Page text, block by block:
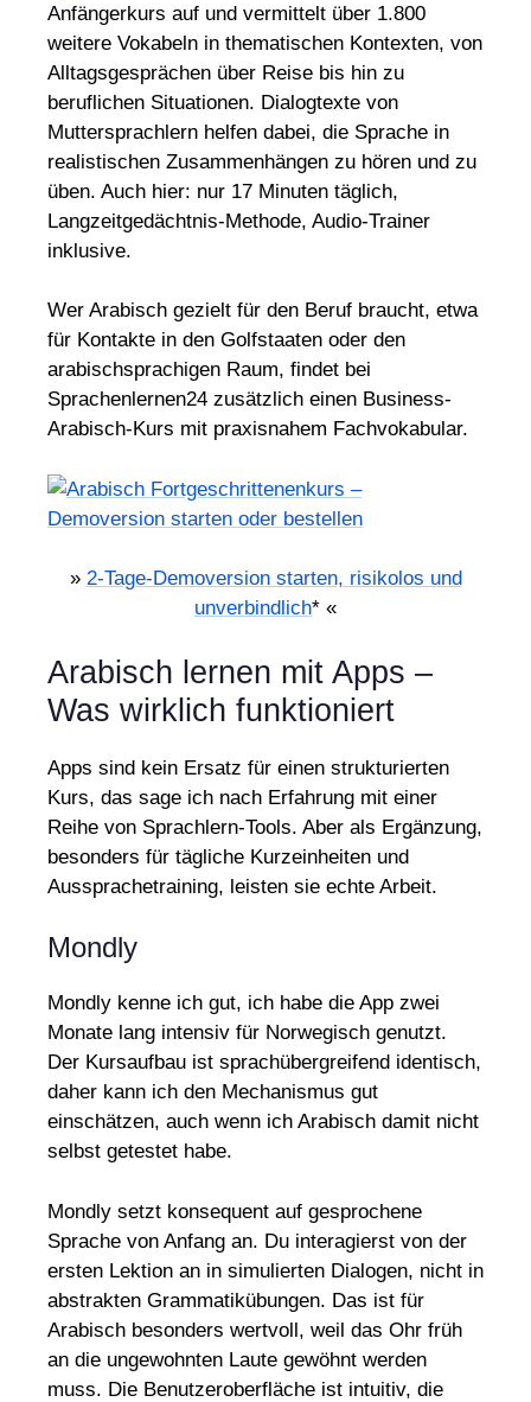
Anfängerkurs auf und vermittelt über 1.800
weitere Vokabeln in thematischen Kontexten, von
Alltagsgesprächen über Reise bis hin zu
beruflichen Situationen. Dialogtexte von
Muttersprachlern helfen dabei, die Sprache in
realistischen Zusammenhängen zu hören und zu
üben. Auch hier: nur 17 Minuten täglich,
Langzeitgedächtnis-Methode, Audio-Trainer
inklusive.
Wer Arabisch gezielt für den Beruf braucht, etwa
für Kontakte in den Golfstaaten oder den
arabischsprachigen Raum, findet bei
Sprachenlernen24 zusätzlich einen Business-
Arabisch-Kurs mit praxisnahem Fachvokabular.
» 2-Tage-Demoversion starten, risikolos und
unverbindlich* «
Arabisch lernen mit Apps –
Was wirklich funktioniert
Apps sind kein Ersatz für einen strukturierten
Kurs, das sage ich nach Erfahrung mit einer
Reihe von Sprachlern-Tools. Aber als Ergänzung,
besonders für tägliche Kurzeinheiten und
Aussprachetraining, leisten sie echte Arbeit.
Mondly
Mondly kenne ich gut, ich habe die App zwei
Monate lang intensiv für Norwegisch genutzt.
Der Kursaufbau ist sprachübergreifend identisch,
daher kann ich den Mechanismus gut
einschätzen, auch wenn ich Arabisch damit nicht
selbst getestet habe.
Mondly setzt konsequent auf gesprochene
Sprache von Anfang an. Du interagierst von der
ersten Lektion an in simulierten Dialogen, nicht in
abstrakten Grammatikübungen. Das ist für
Arabisch besonders wertvoll, weil das Ohr früh
an die ungewohnten Laute gewöhnt werden
muss. Die Benutzeroberfläche ist intuitiv, die